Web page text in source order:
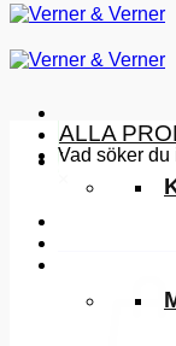
Vad söker du
ALLA